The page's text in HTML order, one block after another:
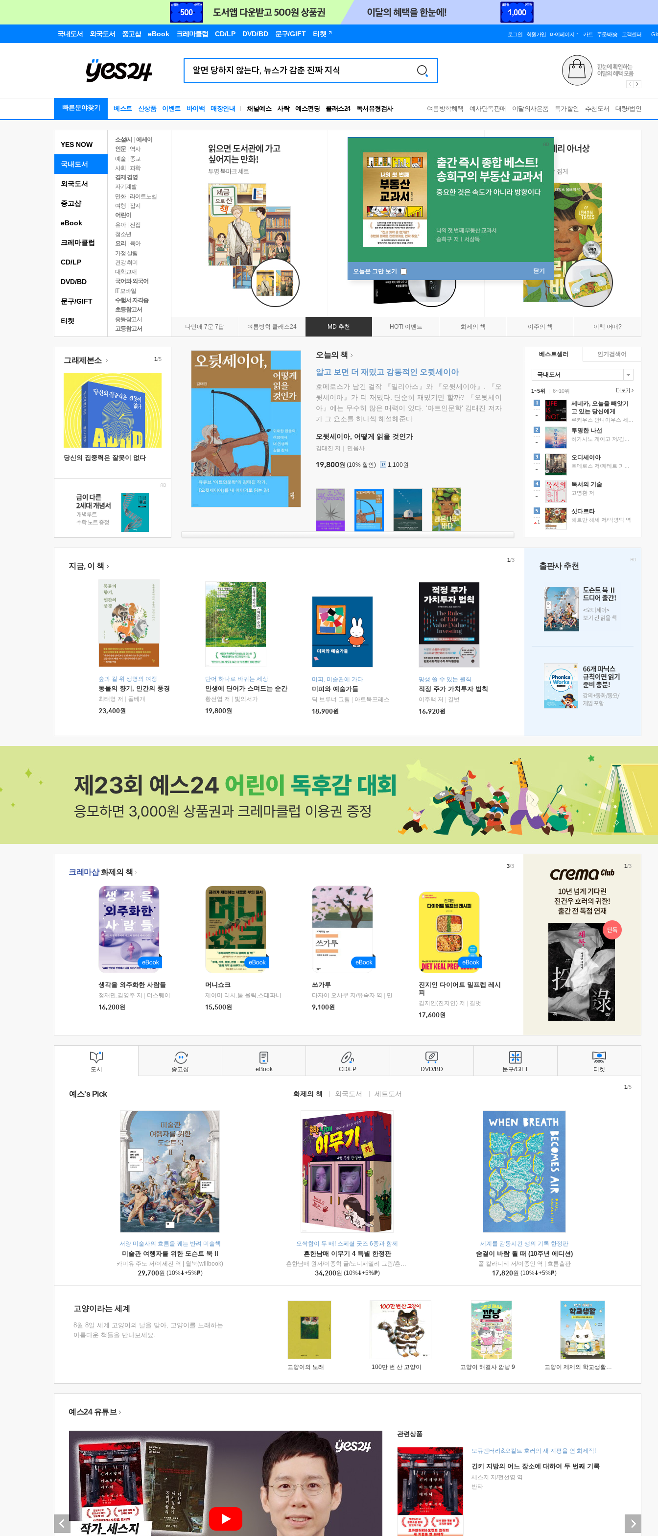
국내도서 외국도서 중고샵 eBook 크레마클럽 CD/LP DVD/BD 문구/GIFT 티켓 로그인 회원가입 마이페이지 카트 주문/배송 고객센터
빠른분야찾기 베스트 신상품 이벤트 바이백 매장안내 채널예스 사락 예스펀딩 클래스24
RBTI Lab
독서유형검사
여름방학혜택 예사단독판매 이달의사은품 특가할인 추천도서 대량/법인
오늘은 그만 보기 닫기
YES NOW
국내도서
소설/시
에세이
인문
역사
예술 | 종교
사회 | 과학
경제 경영
자기계발
만화 | 라이트노벨
여행
잡지
어린이
유아 | 전집
청소년
요리
육아
가정 살림
건강 취미
대학교재
국어와 외국어
IT 모바일
수험서 자격증
초등참고서
중등참고서
고등참고서
나민애 7문 7답 여름방학 클래스24 MD 추천 HOT! 이벤트 화제의 책 이주의 책 이책 어때?
외국도서
중고샵
eBook
크레마클럽
CD/LP
DVD/BD
문구/GIFT
티켓
그래제본소
당신의 집중력은 잘못이 없다
1/5 오늘의 책
알고 보면 더 재밌고 감동적인 오뒷세이아
호메로스가 남긴 걸작 『일리아스』와 『오뒷세이아』. 『오
뒷세이아』가 더 재밌다. 단순히 재밌기만 할까? 『오뒷세이
아』에는 무수히 많은 매력이 있다. '아트인문학' 김태진 저자
가 그 요소를 하나씩 해설해준다.
오뒷세이아, 어떻게 읽을 것인가
김태진 저 민음사
19,800원 (10% 할인) 1,100원
베스트셀러
국내도서
1~5위 |
세네카, 오늘을 빼앗기
고 있는 당신에게
투명한 나선
오디세이아
독서의 기술
고명환 저
1
싯다르타
헤르만 헤세 저/박병덕 역
6~10위
인기검색어
지금, 이 책
숲과 길 위 생명의 여정
동물의 향기, 인간의 풍경
최태영 저
돌베개
23,400원
단어 하나로 바뀌는 세상
인생에 단어가 스며드는 순간
황선엽 저
빛의서가
19,800원
미피, 미술관에 가다
미피와 예술가들
딕 브루너 그림
아트북프레스
18,900원
평생 쓸 수 있는 원칙
적정 주가 가치투자 법칙
이주택 저
길벗
16,920원
1/3
출판사 추천
크레마샵화제의 책
생각을 외주화한 사람들
정재민,김영주 저
더스퀘어
16,200원
머니쇼크
제이미 러시,톰 올릭,스테파니 플랜더스 편저/임경은 역/박정호 감수 |
교보문고
15,500원
쓰가루
다자이 오사무 저/유숙자 역
민음사
9,100원
진지인 다이어트 밀프렙 레시
피
김지인(진지인) 저
길벗
17,600원
3/3 1/3
도서
예스's Pick 화제의 책 외국도서 세트도서
서양 미술사의 흐름을 꿰는 반려 미술책
미술관 여행자를 위한 도슨트 북 II
카미유 주노 저/이세진 역
윌북(willbook)
29,700원 (10% +5% )
오싹함이 두 배! 스페셜 굿즈 6종과 함께
흔한남매 이무기 4 특별 한정판
흔한남매 원저/이종혁 글/도니패밀리 그림/흔한컴퍼니 감수
미래엔아이세움
34,200원 (10% +5% )
세계를 감동시킨 생의 기록 한정판
숨결이 바람 될 때 (10주년 에디션)
폴 칼라니티 저/이종인 역
흐름출판
17,820원 (10% +5% )
1/5
고양이라는 세계
8월 8일 세계 고양이의 날을 맞아, 고양이를 노래하는
아름다운 책들을 만나보세요.
고양이의 노래 100만 번 산 고양이 고양이 해결사 깜냥 9 고양이 제제의 학교생활 1 : 초등학생이 이렇게 힘들 줄이야
중고샵 eBook CD/LP DVD/BD 문구/GIFT 티켓
예스24 유튜브
관련상품
모큐멘터리&오컬트 호러의 새 지평을 연 화제작!
긴키 지방의 어느 장소에 대하여 두 번째 기록
세스지 저/전선영 역
반타